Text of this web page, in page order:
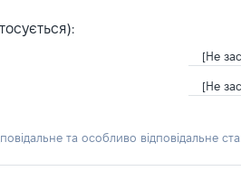
[Не
[Не
та особливо відповідальне